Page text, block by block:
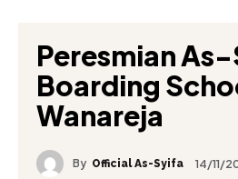
Peresmian
Boarding
Wanareja
By Official As-Syifa 14/11/